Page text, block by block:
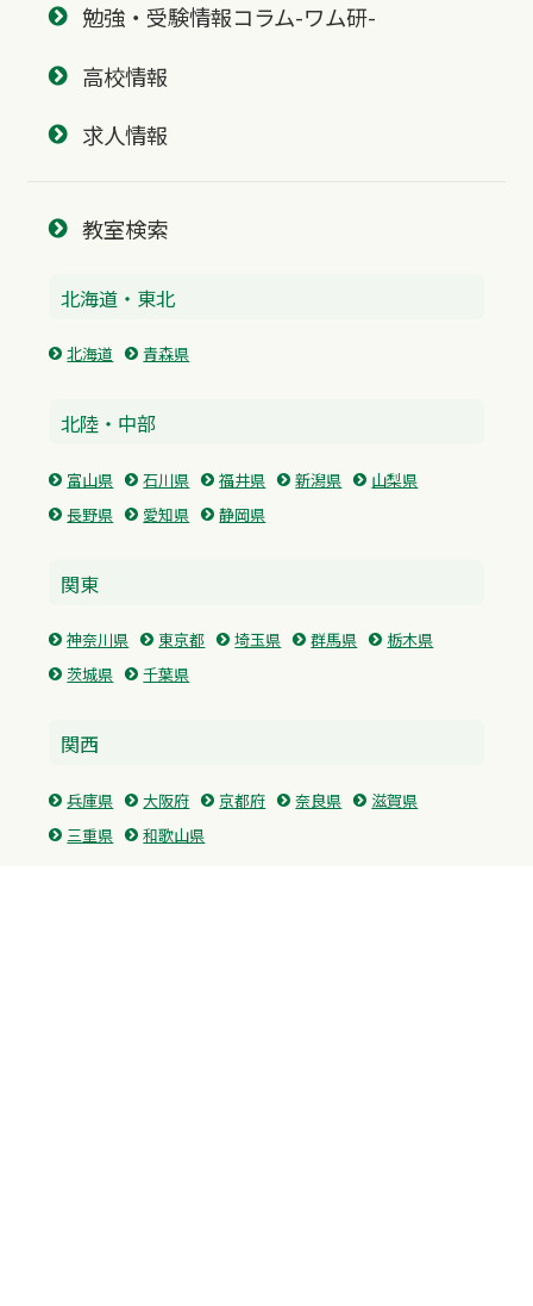
勉強・受験情報コラム-ワム研-
高校情報
求人情報
教室検索
北海道・東北
北海道 青森県
北陸・中部
富山県 石川県 福井県 新潟県
山梨県
長野県
愛知県 静岡県
関東
神奈川県 東京都 埼玉県 群馬県
栃木県
茨城県
千葉県
関西
兵庫県 大阪府 京都府 奈良県
滋賀県
三重県
和歌山県